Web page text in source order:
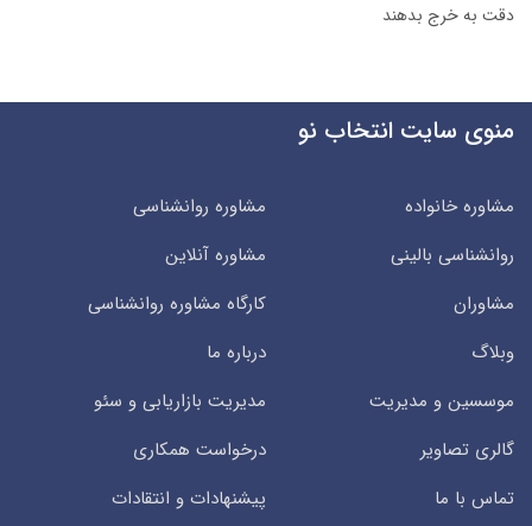
دقت به خرج بدهند
منوی سایت انتخاب نو
مشاوره خانواده
مشاوره روانشناسی
روانشناسی بالینی
مشاوره آنلاین
مشاوران
کارگاه مشاوره روانشناسی
وبلاگ
درباره ما
موسسین و مدیریت
مدیریت بازاریابی و سئو
گالری تصاویر
درخواست همکاری
تماس با ما
پیشنهادات و انتقادات